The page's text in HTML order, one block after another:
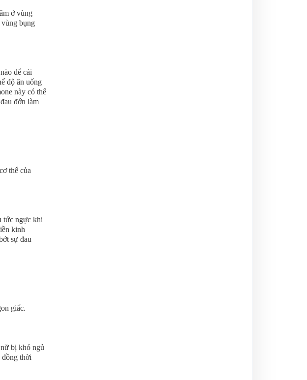
ở vùng
bụng
để cải
độ ăn uống
này có thể
đớn làm
thể của
tức ngực khi
kinh
sự đau
giấc.
bị khó ngủ
đồng thời